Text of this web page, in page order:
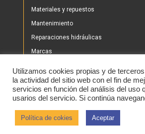
Materiales y repuestos
Mantenimiento
Reparaciones hidráulicas
Marcas
Tienda
Noticias
Utilizamos cookies propias y de
la actividad del sitio web con el fin de
servicios en función del análisis del uso
usarios del servicio. Si continúa
Política de cokies Aceptar